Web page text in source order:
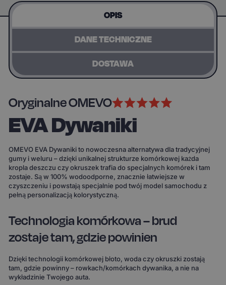
OPIS
DANE TECHNICZNE
DOSTAWA
Oryginalne OMEVO
EVA Dywaniki
OMEVO EVA Dywaniki to nowoczesna alternatywa dla tradycyjnej
gumy i weluru – dzięki unikalnej strukturze komórkowej każda
kropla deszczu czy okruszek trafia do specjalnych komórek i tam
zostaje. Są w 100% wodoodporne, znacznie łatwiejsze w
czyszczeniu i powstają specjalnie pod twój model samochodu z
pełną personalizacją kolorystyczną.
Technologia komórkowa – brud
zostaje tam, gdzie powinien
Dzięki technologii komórkowej błoto, woda czy okruszki zostają
tam, gdzie powinny – rowkach/komórkach dywanika, a nie na
wykładzinie Twojego auta.